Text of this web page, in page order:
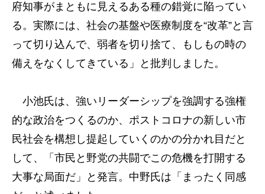
府知事がまともに見えるある種の錯覚に陥ってい
る。実際には、社会の基盤や医療制度を“改革”と言
って切り込んで、弱者を切り捨て、もしもの時の
備えをなくしてきている」と批判しました。
小池氏は、強いリーダーシップを強調する強権
的な政治をつくるのか、ポストコロナの新しい市
民社会を構想し提起していくのかの分かれ目だと
して、「市民と野党の共闘でこの危機を打開する
大事な局面だ」と発言。中野氏は「まったく同感